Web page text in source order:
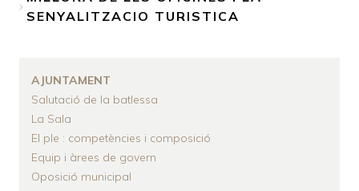
FIL
D'ARIADNA
SENYALITZACIO TURISTICA
AJUNTAMENT
Salutació de la batlessa
La Sala
El ple : competències i composició
Equip i àrees de govern
Oposició municipal